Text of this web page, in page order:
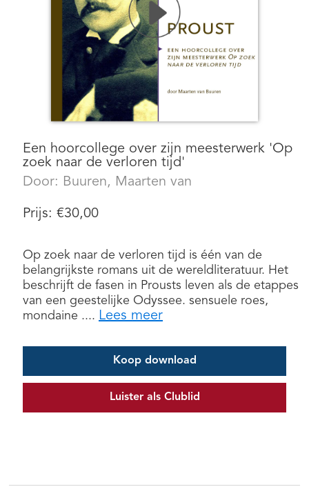
Een hoorcollege over zijn meesterwerk 'Op
zoek naar de verloren tijd'
Door: Buuren, Maarten van
Prijs: €30,00
Op zoek naar de verloren tijd is één van de
belangrijkste romans uit de wereldliteratuur. Het
beschrijft de fasen in Prousts leven als de etappes
van een geestelijke Odyssee. sensuele roes,
mondaine .... Lees meer
Koop download
Luister als Clublid